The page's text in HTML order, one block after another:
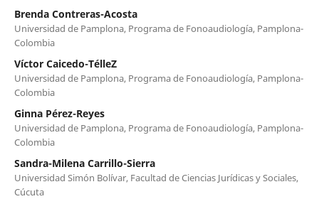
Brenda Contreras-Acosta
Universidad de Pamplona, Programa de Fonoaudiología, Pamplona-
Colombia
Víctor Caicedo-TélleZ
Universidad de Pamplona, Programa de Fonoaudiología, Pamplona-
Colombia
Ginna Pérez-Reyes
Universidad de Pamplona, Programa de Fonoaudiología, Pamplona-
Colombia
Sandra-Milena Carrillo-Sierra
Universidad Simón Bolívar, Facultad de Ciencias Jurídicas y Sociales,
Cúcuta